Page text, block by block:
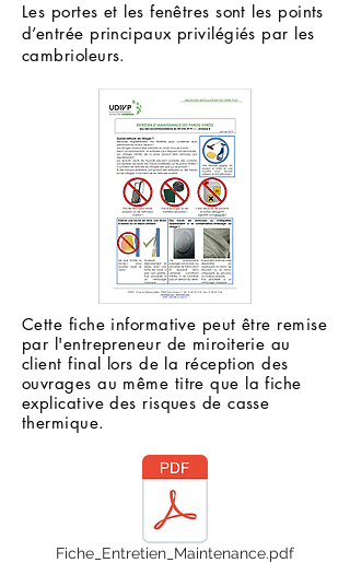
Les portes et les fenêtres sont les points
d’entrée principaux privilégiés par les
cambrioleurs.
Cette fiche informative peut être remise
par l'entrepreneur de miroiterie au
client final lors de la réception des
ouvrages au même titre que la fiche
explicative des risques de casse
thermique.
Fiche_Entretien_Maintenance.pdf